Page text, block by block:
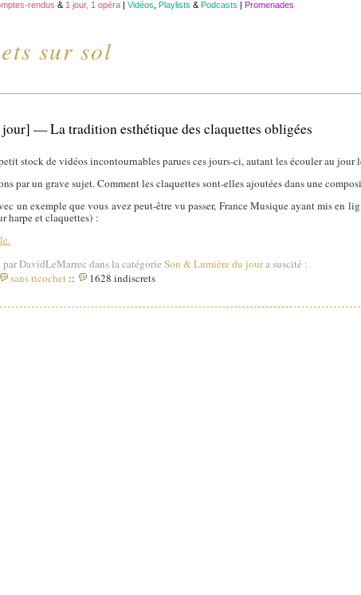
sur sol
rendus & 1 jour, 1 opéra | Vidéos Playlists & Podcasts | Promenades
— La tradition esthétique des claquettes obligées
stock de vidéos incontournables parues ces jours-ci, autant les écouler au jour
par un grave sujet. Comment les claquettes sont-elles ajoutées dans une
un exemple que vous avez peut-être vu passer, France Musique ayant mis en
harpe et claquettes) :
DavidLeMarrec dans la catégorieSon & Lumière du joura suscité :
sans ricochet :: 1628 indiscrets